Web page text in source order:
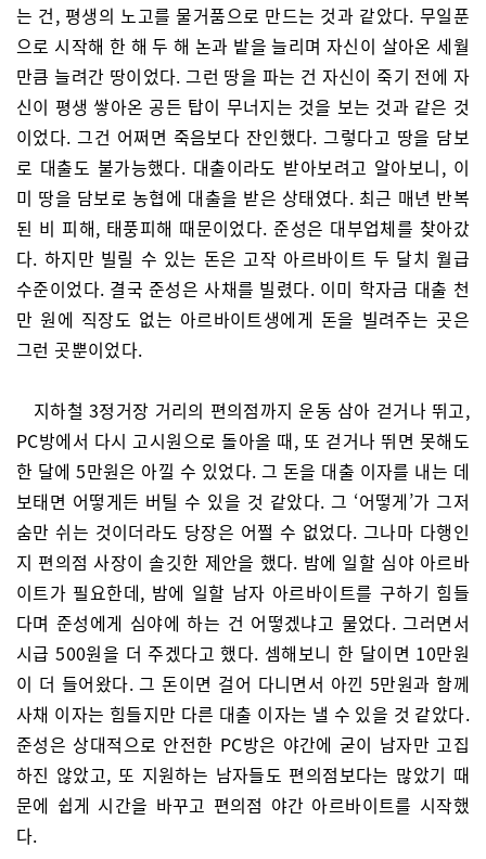
는 건, 평생의 노고를 물거품으로 만드는 것과 같았다. 무일푼
으로 시작해 한 해 두 해 논과 밭을 늘리며 자신이 살아온 세월
만큼 늘려간 땅이었다. 그런 땅을 파는 건 자신이 죽기 전에 자
신이 평생 쌓아온 공든 탑이 무너지는 것을 보는 것과 같은 것
이었다. 그건 어쩌면 죽음보다 잔인했다. 그렇다고 땅을 담보
로 대출도 불가능했다. 대출이라도 받아보려고 알아보니, 이
미 땅을 담보로 농협에 대출을 받은 상태였다. 최근 매년 반복
된 비 피해, 태풍피해 때문이었다. 준성은 대부업체를 찾아갔
다. 하지만 빌릴 수 있는 돈은 고작 아르바이트 두 달치 월급
수준이었다. 결국 준성은 사채를 빌렸다. 이미 학자금 대출 천
만 원에 직장도 없는 아르바이트생에게 돈을 빌려주는 곳은
그런 곳뿐이었다.
지하철 3정거장 거리의 편의점까지 운동 삼아 걷거나 뛰고,
PC방에서 다시 고시원으로 돌아올 때, 또 걷거나 뛰면 못해도
한 달에 5만원은 아낄 수 있었다. 그 돈을 대출 이자를 내는 데
보태면 어떻게든 버틸 수 있을 것 같았다. 그 ‘어떻게’가 그저
숨만 쉬는 것이더라도 당장은 어쩔 수 없었다. 그나마 다행인
지 편의점 사장이 솔깃한 제안을 했다. 밤에 일할 심야 아르바
이트가 필요한데, 밤에 일할 남자 아르바이트를 구하기 힘들
다며 준성에게 심야에 하는 건 어떻겠냐고 물었다. 그러면서
시급 500원을 더 주겠다고 했다. 셈해보니 한 달이면 10만원
이 더 들어왔다. 그 돈이면 걸어 다니면서 아낀 5만원과 함께
사채 이자는 힘들지만 다른 대출 이자는 낼 수 있을 것 같았다.
준성은 상대적으로 안전한 PC방은 야간에 굳이 남자만 고집
하진 않았고, 또 지원하는 남자들도 편의점보다는 많았기 때
문에 쉽게 시간을 바꾸고 편의점 야간 아르바이트를 시작했
다.